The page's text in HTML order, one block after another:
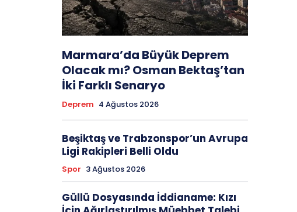
Marmara’da Büyük Deprem
Olacak mı? Osman Bektaş’tan
İki Farklı Senaryo
Deprem 4 Ağustos 2026
Beşiktaş ve Trabzonspor’un Avrupa
Ligi Rakipleri Belli Oldu
Spor 3 Ağustos 2026
Güllü Dosyasında İddianame: Kızı